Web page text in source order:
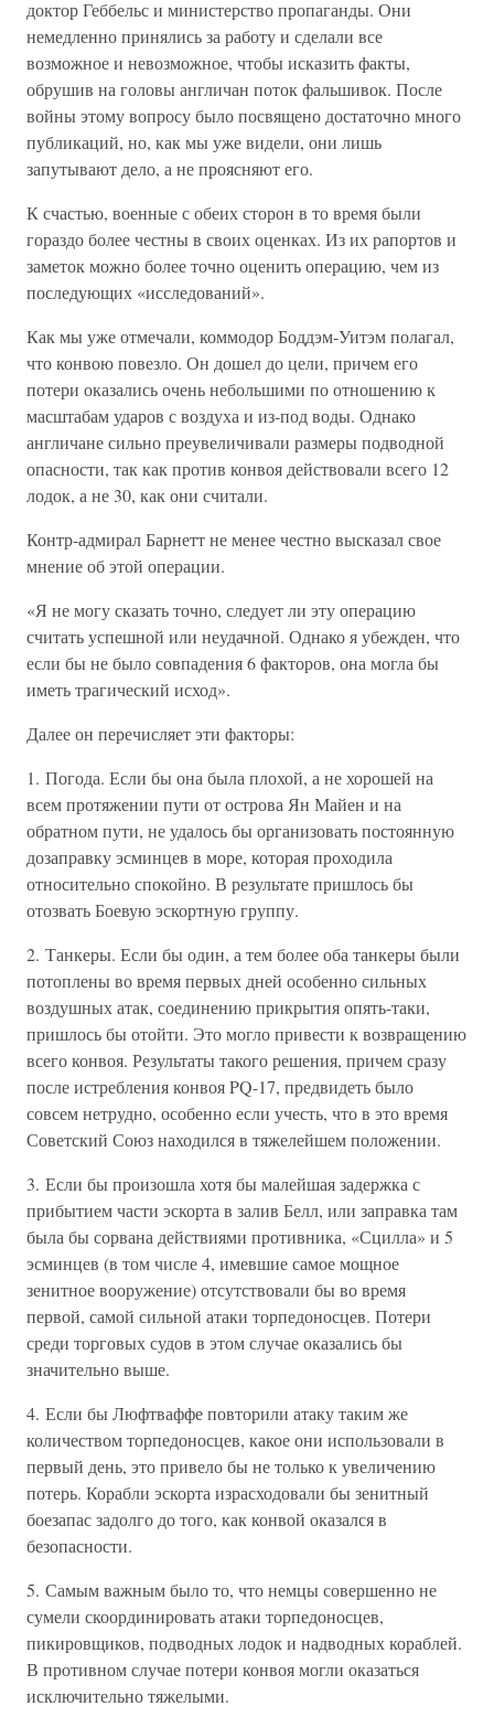
доктор Геббельс и министерство пропаганды. Они
немедленно принялись за работу и сделали все
возможное и невозможное, чтобы исказить факты,
обрушив на головы англичан поток фальшивок. После
войны этому вопросу было посвящено достаточно много
публикаций, но, как мы уже видели, они лишь
запутывают дело, а не проясняют его.
К счастью, военные с обеих сторон в то время были
гораздо более честны в своих оценках. Из их рапортов и
заметок можно более точно оценить операцию, чем из
последующих «исследований».
Как мы уже отмечали, коммодор Боддэм-Уитэм полагал,
что конвою повезло. Он дошел до цели, причем его
потери оказались очень небольшими по отношению к
масштабам ударов с воздуха и из-под воды. Однако
англичане сильно преувеличивали размеры подводной
опасности, так как против конвоя действовали всего 12
лодок, а не 30, как они считали.
Контр-адмирал Барнетт не менее честно высказал свое
мнение об этой операции.
«Я не могу сказать точно, следует ли эту операцию
считать успешной или неудачной. Однако я убежден, что
если бы не было совпадения 6 факторов, она могла бы
иметь трагический исход».
Далее он перечисляет эти факторы:
1. Погода. Если бы она была плохой, а не хорошей на
всем протяжении пути от острова Ян Майен и на
обратном пути, не удалось бы организовать постоянную
дозаправку эсминцев в море, которая проходила
относительно спокойно. В результате пришлось бы
отозвать Боевую эскортную группу.
2. Танкеры. Если бы один, а тем более оба танкеры были
потоплены во время первых дней особенно сильных
воздушных атак, соединению прикрытия опять-таки,
пришлось бы отойти. Это могло привести к возвращению
всего конвоя. Результаты такого решения, причем сразу
после истребления конвоя PQ-17, предвидеть было
совсем нетрудно, особенно если учесть, что в это время
Советский Союз находился в тяжелейшем положении.
3. Если бы произошла хотя бы малейшая задержка с
прибытием части эскорта в залив Белл, или заправка там
была бы сорвана действиями противника, «Сцилла» и 5
эсминцев (в том числе 4, имевшие самое мощное
зенитное вооружение) отсутствовали бы во время
первой, самой сильной атаки торпедоносцев. Потери
среди торговых судов в этом случае оказались бы
значительно выше.
4. Если бы Люфтваффе повторили атаку таким же
количеством торпедоносцев, какое они использовали в
первый день, это привело бы не только к увеличению
потерь. Корабли эскорта израсходовали бы зенитный
боезапас задолго до того, как конвой оказался в
безопасности.
5. Самым важным было то, что немцы совершенно не
сумели скоординировать атаки торпедоносцев,
пикировщиков, подводных лодок и надводных кораблей.
В противном случае потери конвоя могли оказаться
исключительно тяжелыми.